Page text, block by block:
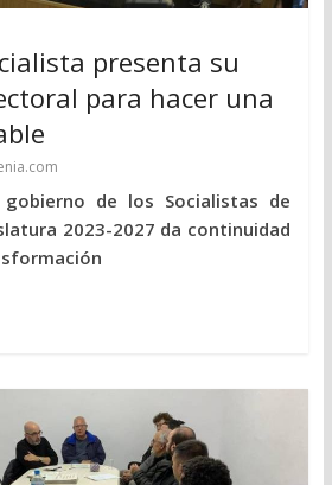
presenta su
para hacer una
de los Socialistas de
2023-2027 da continuidad